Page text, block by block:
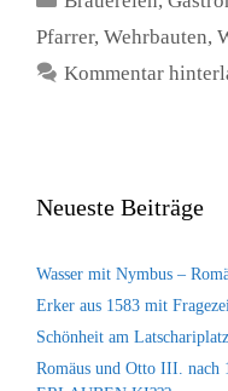
Pfarrer, Wehrbauten,
Kommentar
Neueste Beiträge
Wasser mit Nymbus –
Erker aus 1583 mit
Schönheit am Latschariplatz
Romäus und Otto III. nach